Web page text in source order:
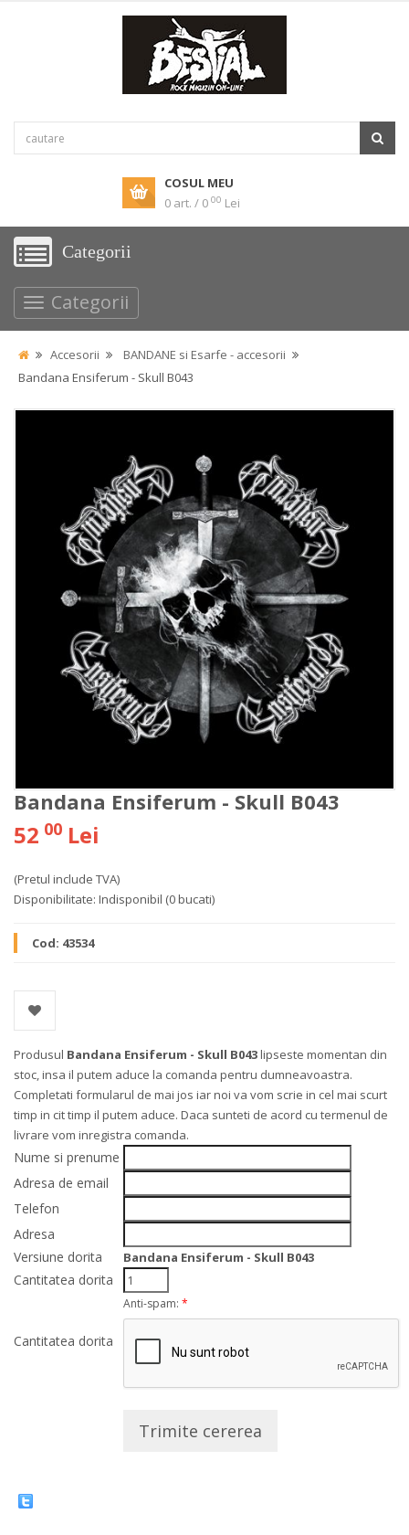
COSUL MEU
0 art. / 0 00 Lei
Categorii
Categorii
Accesorii
BANDANE si Esarfe - accesorii
Bandana Ensiferum - Skull B043
Bandana Ensiferum - Skull B043
52 00 Lei
(Pretul include TVA)
Disponibilitate: Indisponibil (0 bucati)
Cod: 43534
Produsul Bandana Ensiferum - Skull B043lipseste momentan din
stoc, insa il putem aduce la comanda pentru dumneavoastra.
Completati formularul de mai jos iar noi va vom scrie in cel mai scurt
timp in cit timp il putem aduce. Daca sunteti de acord cu termenul de
livrare vom inregistra comanda.
Nume si prenume
Adresa de email
Telefon
Adresa
Versiune dorita
Bandana Ensiferum - Skull B043
Cantitatea dorita
Cantitatea dorita
Anti-spam: *
Trimite cererea